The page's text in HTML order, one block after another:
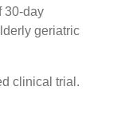
30-day
geriatric
clinical trial.